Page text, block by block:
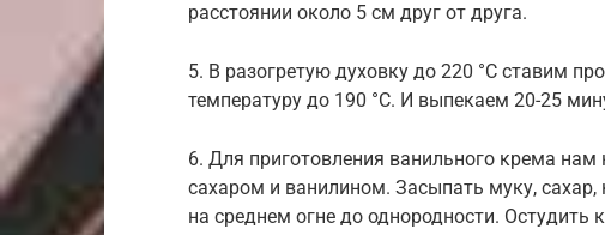
расстоянии около 5 см друг от друга.
5. В разогретую духовку до 220 °C ставим
температуру до 190 °C. И выпекаем 20-25
6. Для приготовления ванильного крема
сахаром и ванилином. Засыпать муку,
на среднем огне до однородности. Остудить